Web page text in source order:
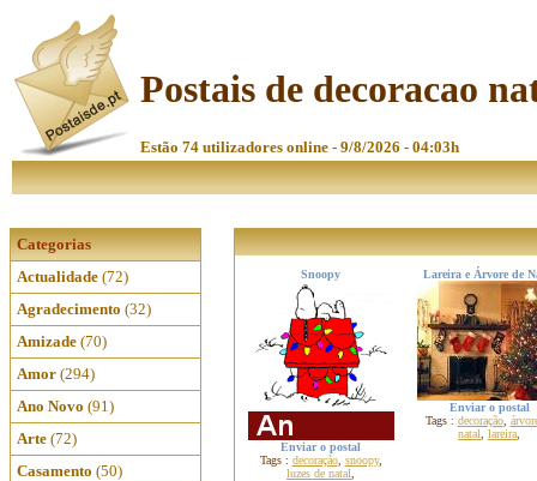
Postais de decoracao
Estão 74 utilizadores online - 9/8/2026 - 04:03h
Categorias
Actualidade (72)
Agradecimento (32)
Amizade (70)
Amor (294)
Ano Novo (91)
Arte (72)
Casamento (50)
Snoopy
Enviar o postal
Tags : decoração, snoopy,
luzes de natal
Lareira e Árvore de
Enviar o postal
Tags : decoração,
natal
lareira